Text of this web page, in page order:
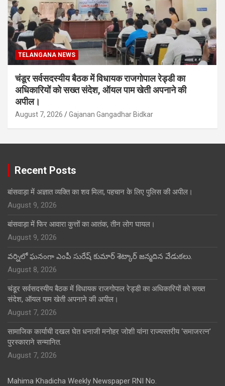
TELANGANA NEWS
चंडूर सर्वसदस्यीय बैठक में विधायक राजगोपाल रेड्डी का
अधिकारियों को सख्त संदेश, ऑयल पाम खेती अपनाने की
अपील।
August 7, 2026 Gajanan Gangadhar Bidkar
Recent Posts
बांसवाड़ा में अज्ञात व्यक्ति का शव मिला, पहचान के लिए पुलिस की अपील।
August 9, 2026
बांसवाड़ा में फिर आवारा कुत्तों का आतंक, तीन लोग घायल।
August 9, 2026
వర్నిలో ఘనంగా ఎంపీ సురేష్ కుమార్ శెట్కార్ జన్మదిన వేడుకలు.
August 8, 2026
चंडूर सर्वसदस्यीय बैठक में विधायक राजगोपाल रेड्डी का अधिकारियों को सख्त
संदेश, ऑयल पाम खेती अपनाने की अपील।
August 7, 2026
सामाजिक कार्याची दखल घेत धनाजी मनोहर जोशी यांना राज्यस्तरीय ‘समाजरत्न’
पुरस्काराने सन्मानित.
August 7, 2026
Mahima Khadicha Weekly Newspaper RNI No.